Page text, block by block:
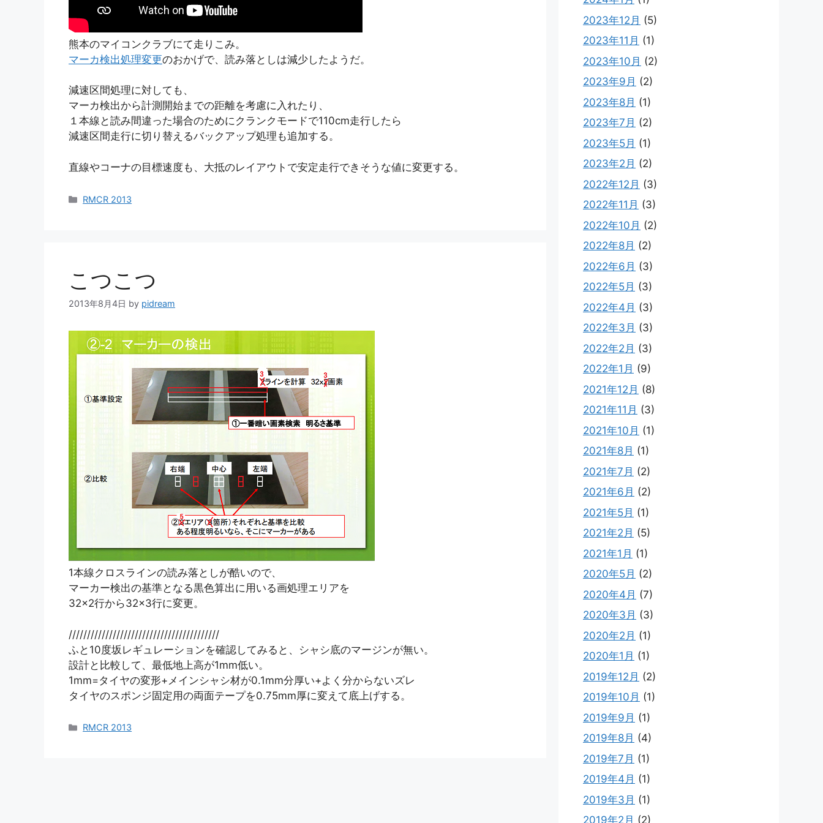
熊本のマイコンクラブにて走りこみ。
マーカ検出処理変更のおかげで、読み落としは減少したようだ。
減速区間処理に対しても、
マーカ検出から計測開始までの距離を考慮に入れたり、
１本線と読み間違った場合のためにクランクモードで110cm走行したら
減速区間走行に切り替えるバックアップ処理も追加する。
直線やコーナの目標速度も、大抵のレイアウトで安定走行できそうな値に変更する。
カ
RMCR 2013
こつこつ
2013年8月4日 by pidream
1本線クロスラインの読み落としが酷いので、
マーカー検出の基準となる黒色算出に用いる画処理エリアを
32×2行から32×3行に変更。
/////////////////////////////////////////
ふと10度坂レギュレーションを確認してみると、シャシ底のマージンが無い。
設計と比較して、最低地上高が1mm低い。
1mm=タイヤの変形+メインシャシ材が0.1mm分厚い+よく分からないズレ
タイヤのスポンジ固定用の両面テープを0.75mm厚に変えて底上げする。
カ
RMCR 2013
2023年12月 (5)
2023年11月 (1)
2023年10月 (2)
2023年9月 (2)
2023年8月 (1)
2023年7月 (2)
2023年5月 (1)
2023年2月 (2)
2022年12月 (3)
2022年11月 (3)
2022年10月 (2)
2022年8月 (2)
2022年6月 (3)
2022年5月 (3)
2022年4月 (3)
2022年3月 (3)
2022年2月 (3)
2022年1月 (9)
2021年12月 (8)
2021年11月 (3)
2021年10月 (1)
2021年8月 (1)
2021年7月 (2)
2021年6月 (2)
2021年5月 (1)
2021年2月 (5)
2021年1月 (1)
2020年5月 (2)
2020年4月 (7)
2020年3月 (3)
2020年2月 (1)
2020年1月 (1)
2019年12月 (2)
2019年10月 (1)
2019年9月 (1)
2019年8月 (4)
2019年7月 (1)
2019年4月 (1)
2019年3月 (1)
2019年2月 (2)